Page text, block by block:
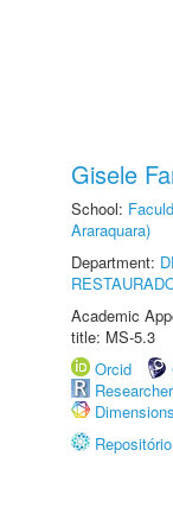
Gisele
School:
Araraquara)
Department:
Academic
title: MS-5.3
Orcid
Dimensions